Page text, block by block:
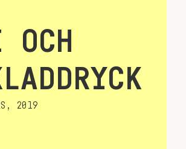
OCH
2019